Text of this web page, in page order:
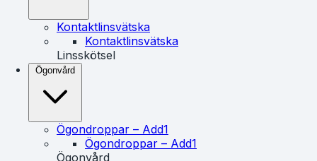
Kontaktlinsvätska
Kontaktlinsvätska
Linsskötsel
Ögondroppar – Add1
Ögondroppar – Add1
Ögonvård